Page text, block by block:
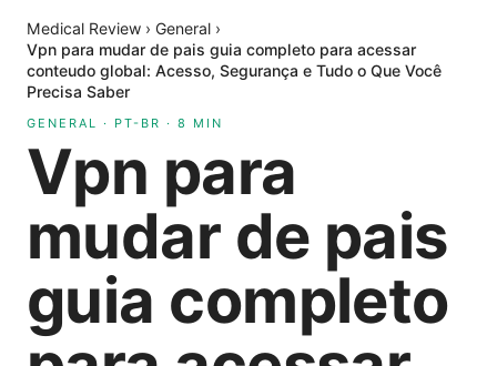
Medical Review › General ›
Vpn para mudar de pais guia completo para acessar
conteudo global: Acesso, Segurança e Tudo o Que Você
Precisa Saber
GENERAL · PT-BR · 8 MIN
Vpn para
mudar de pais
guia completo